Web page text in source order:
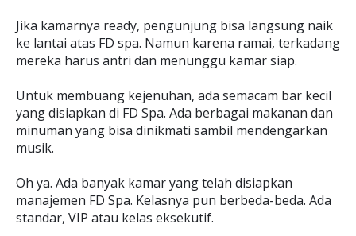
Jika kamarnya ready, pengunjung bisa langsung naik
ke lantai atas FD spa. Namun karena ramai, terkadang
mereka harus antri dan menunggu kamar siap.
Untuk membuang kejenuhan, ada semacam bar kecil
yang disiapkan di FD Spa. Ada berbagai makanan dan
minuman yang bisa dinikmati sambil mendengarkan
musik.
Oh ya. Ada banyak kamar yang telah disiapkan
manajemen FD Spa. Kelasnya pun berbeda-beda. Ada
standar, VIP atau kelas eksekutif.